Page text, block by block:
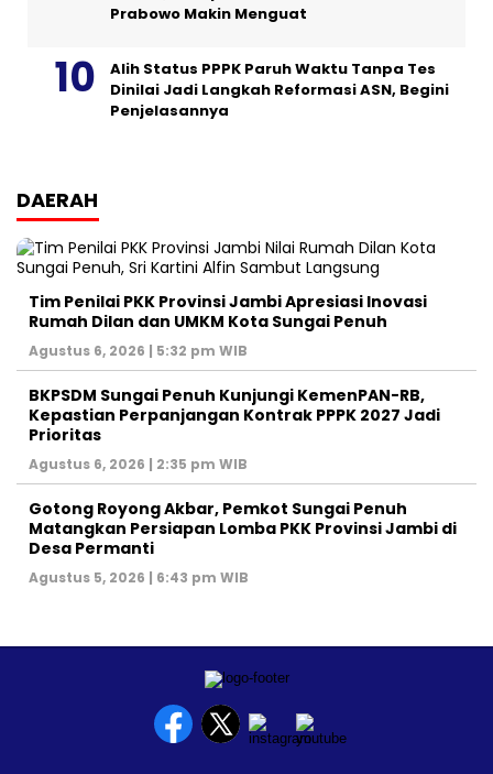
Prabowo Makin Menguat
Alih Status PPPK Paruh Waktu Tanpa Tes
Dinilai Jadi Langkah Reformasi ASN, Begini
Penjelasannya
DAERAH
Tim Penilai PKK Provinsi Jambi Apresiasi Inovasi
Rumah Dilan dan UMKM Kota Sungai Penuh
Agustus 6, 2026 | 5:32 pm WIB
BKPSDM Sungai Penuh Kunjungi KemenPAN-RB,
Kepastian Perpanjangan Kontrak PPPK 2027 Jadi
Prioritas
Agustus 6, 2026 | 2:35 pm WIB
Gotong Royong Akbar, Pemkot Sungai Penuh
Matangkan Persiapan Lomba PKK Provinsi Jambi di
Desa Permanti
Agustus 5, 2026 | 6:43 pm WIB